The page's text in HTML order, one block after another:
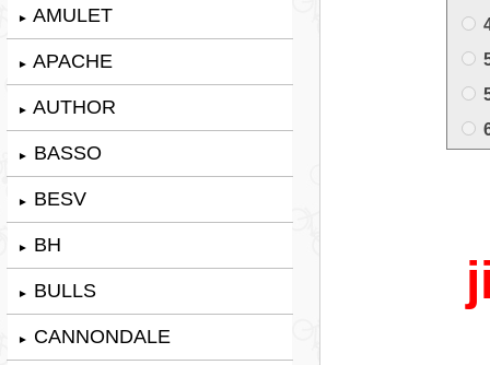
► AMULET
► APACHE
► AUTHOR
► BASSO
► BESV
► BH
► BULLS
► CANNONDALE